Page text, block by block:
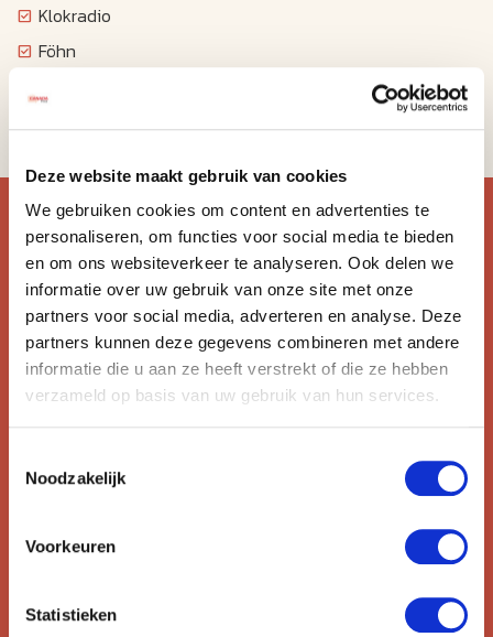
Deze website maakt gebruik van cookies
We gebruiken cookies om content en advertenties te
personaliseren, om functies voor social media te bieden
en om ons websiteverkeer te analyseren. Ook delen we
informatie over uw gebruik van onze site met onze
partners voor social media, adverteren en analyse. Deze
partners kunnen deze gegevens combineren met andere
informatie die u aan ze heeft verstrekt of die ze hebben
verzameld op basis van uw gebruik van hun services.
Noodzakelijk
Voorkeuren
Statistieken
Klokradio
Föhn
Blijf op de hoogte van de
mooiste reizen.
Ontvang circa 1 maal per maand onze nieuwsbrief met de
laatste aanbiedingen. U kunt zich elk moment weer
uitschrijven via de afmeldlink in de nieuwsbrief.
hoe wij zorgvuldig omgaan met uw
gegevens.